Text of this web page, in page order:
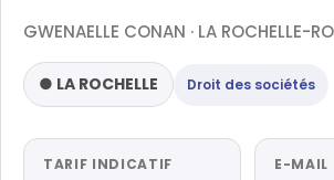
GWENAELLE CONAN · LA ROCHELLE-
● LA ROCHELLE Droit des sociétés
TARIF INDICATIF E-MAIL